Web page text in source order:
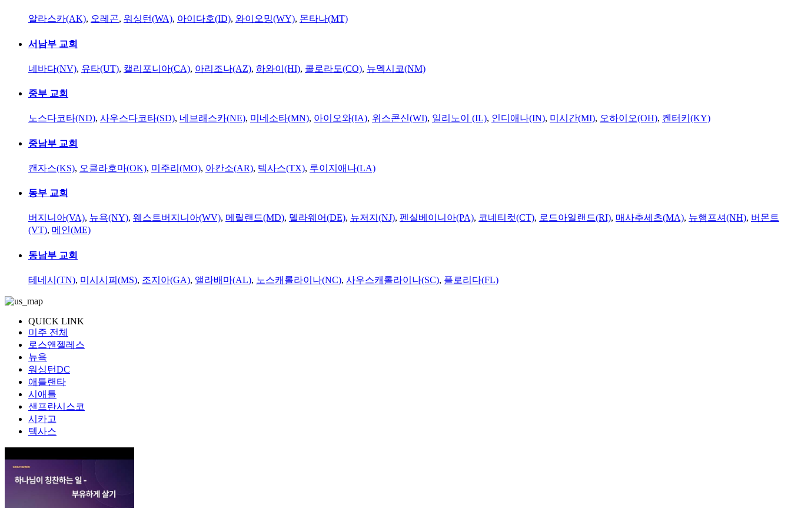
알라스카(AK), 오레곤, 워싱턴(WA), 아이다호(ID), 와이오밍(WY), 몬타나(MT)
서남부 교회
네바다(NV), 유타(UT), 캘리포니아(CA), 아리조나(AZ), 하와이(HI), 콜로라도(CO), 뉴멕시코(NM)
중부 교회
노스다코타(ND), 사우스다코타(SD), 네브래스카(NE), 미네소타(MN), 아이오와(IA), 위스콘신(WI), 일리노이 (IL), 인디애나(IN), 미시간(MI), 오하이오(OH), 켄터키(KY)
중남부 교회
캔자스(KS), 오클라호마(OK), 미주리(MO), 아칸소(AR), 텍사스(TX), 루이지애나(LA)
동부 교회
버지니아(VA), 뉴욕(NY), 웨스트버지니아(WV), 메릴랜드(MD), 델라웨어(DE), 뉴저지(NJ), 펜실베이니아(PA), 코네티컷(CT), 로드아일랜드(RI), 매사추세츠(MA), 뉴햄프셔(NH), 버몬트
(VT), 메인(ME)
동남부 교회
테네시(TN), 미시시피(MS), 조지아(GA), 앨라배마(AL), 노스캐롤라이나(NC), 사우스캐롤라이나(SC), 플로리다(FL)
QUICK LINK
미주 전체
로스앤젤레스
뉴욕
워싱턴DC
애틀랜타
시애틀
샌프란시스코
시카고
텍사스